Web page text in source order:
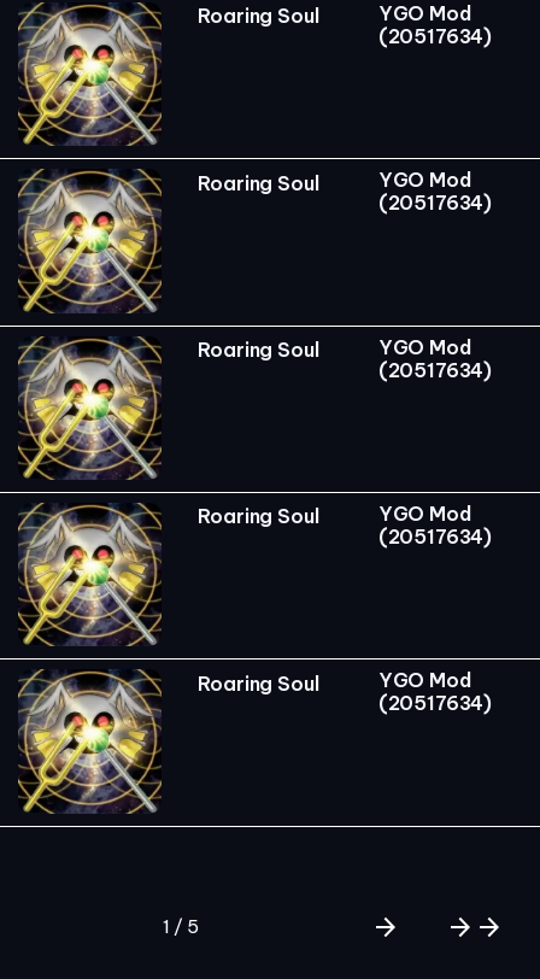
Roaring Soul
YGO Mod
(20517634)
Roaring Soul
YGO Mod
(20517634)
Roaring Soul
YGO Mod
(20517634)
Roaring Soul
YGO Mod
(20517634)
Roaring Soul
YGO Mod
(20517634)
1 / 5 arrow_forward arrow_forward arrow_forward